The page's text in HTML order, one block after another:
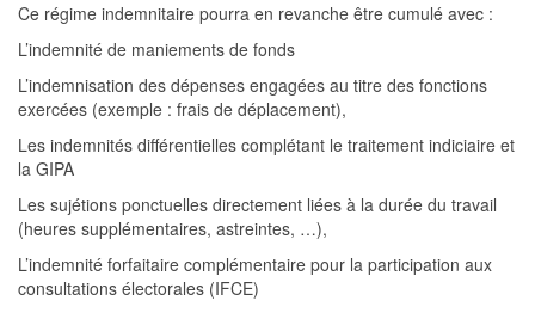
Ce régime indemnitaire pourra en revanche être cumulé avec :
L’indemnité de maniements de fonds
L’indemnisation des dépenses engagées au titre des fonctions
exercées (exemple : frais de déplacement),
Les indemnités différentielles complétant le traitement indiciaire et
la GIPA
Les sujétions ponctuelles directement liées à la durée du travail
(heures supplémentaires, astreintes, …),
L’indemnité forfaitaire complémentaire pour la participation aux
consultations électorales (IFCE)